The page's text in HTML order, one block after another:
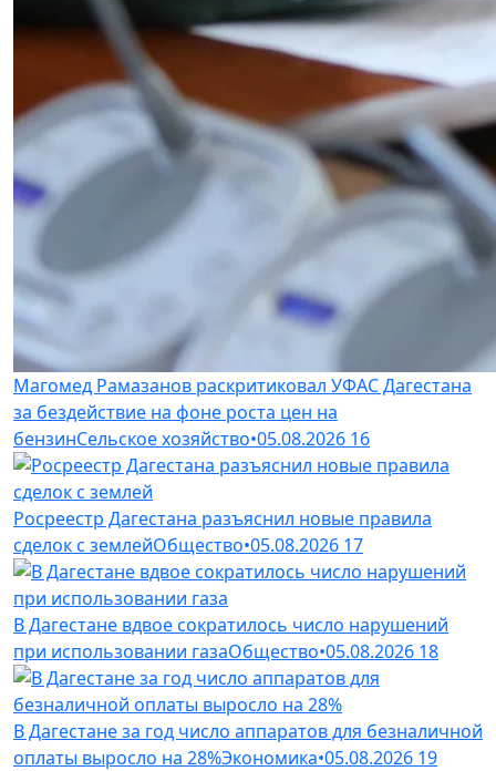
Магомед Рамазанов раскритиковал УФАС Дагестана
за бездействие на фоне роста цен на
бензинСельское хозяйство•05.08.2026 16
Росреестр Дагестана разъяснил новые правила
сделок с землейОбщество•05.08.2026 17
В Дагестане вдвое сократилось число нарушений
при использовании газаОбщество•05.08.2026 18
В Дагестане за год число аппаратов для безналичной
оплаты выросло на 28%Экономика•05.08.2026 19